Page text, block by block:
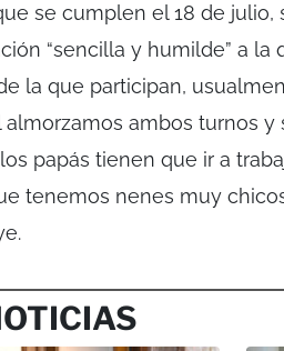
se cumplen el 18 de
“sencilla y humilde” a
la que participan,
almorzamos ambos turnos
papás tienen que ir a
tenemos nenes muy